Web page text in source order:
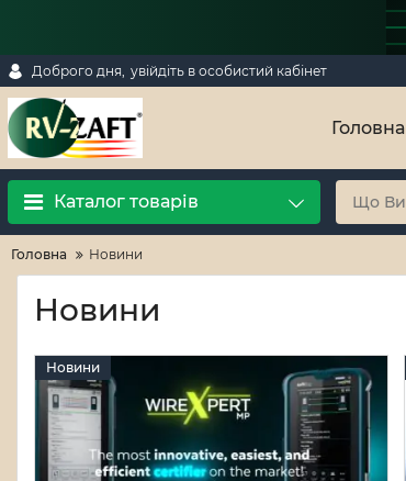
Доброго дня, увійдіть в особистий кабінет
Головна
Каталог товарів
Головна Новини
Новини
Новини